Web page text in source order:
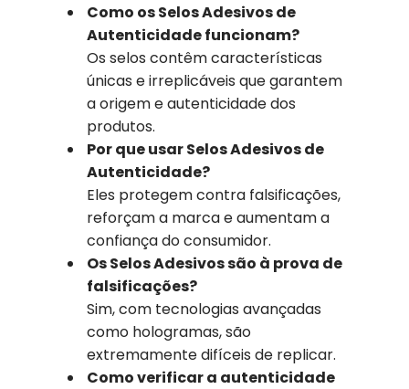
Como os Selos Adesivos de
Autenticidade funcionam?
Os selos contêm características
únicas e irreplicáveis que garantem
a origem e autenticidade dos
produtos.
Por que usar Selos Adesivos de
Autenticidade?
Eles protegem contra falsificações,
reforçam a marca e aumentam a
confiança do consumidor.
Os Selos Adesivos são à prova de
falsificações?
Sim, com tecnologias avançadas
como hologramas, são
extremamente difíceis de replicar.
Como verificar a autenticidade